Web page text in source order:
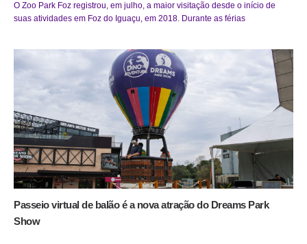
O Zoo Park Foz registrou, em julho, a maior visitação desde o início de
suas atividades em Foz do Iguaçu, em 2018. Durante as férias
Passeio virtual de balão é a nova atração do Dreams Park
Show